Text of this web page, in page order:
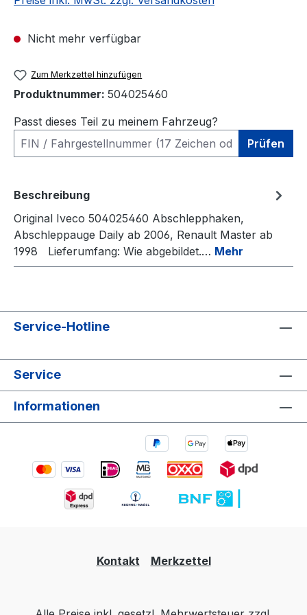
Nicht mehr verfügbar
Zum Merkzettel hinzufügen
Produktnummer: 504025460
Passt dieses Teil zu meinem Fahrzeug?
Prüfen
Beschreibung
Original Iveco 504025460 Abschlepphaken,
Abschleppauge Daily ab 2006, Renault Master ab
1998 Lieferumfang: Wie abgebildet.… Mehr
Service-Hotline
Service
Informationen
Kontakt Merkzettel